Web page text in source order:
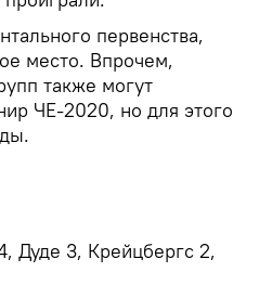
первенства,
место. Впрочем,
также могут
ЧЕ-2020, но для этого
Дуде 3, Крейцбергс 2,